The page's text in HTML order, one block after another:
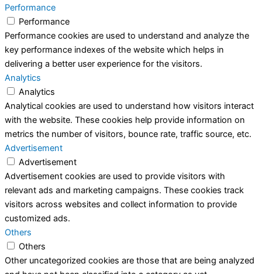
Performance
Performance
Performance cookies are used to understand and analyze the
key performance indexes of the website which helps in
delivering a better user experience for the visitors.
Analytics
Analytics
Analytical cookies are used to understand how visitors interact
with the website. These cookies help provide information on
metrics the number of visitors, bounce rate, traffic source, etc.
Advertisement
Advertisement
Advertisement cookies are used to provide visitors with
relevant ads and marketing campaigns. These cookies track
visitors across websites and collect information to provide
customized ads.
Others
Others
Other uncategorized cookies are those that are being analyzed